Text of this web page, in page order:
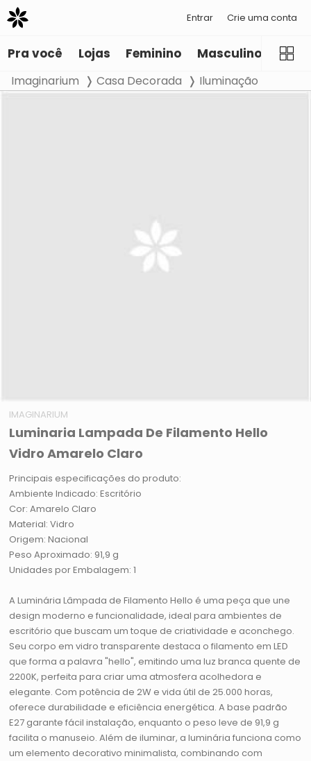
Entrar Crie uma conta
Pra você Lojas Feminino Masculino
Imaginarium Casa Decorada Iluminação
IMAGINARIUM
Luminaria Lampada De Filamento Hello
Vidro Amarelo Claro
Principais especificações do produto:
Ambiente Indicado: Escritório
Cor: Amarelo Claro
Material: Vidro
Origem: Nacional
Peso Aproximado: 91,9 g
Unidades por Embalagem: 1
A Luminária Lâmpada de Filamento Hello é uma peça que une
design moderno e funcionalidade, ideal para ambientes de
escritório que buscam um toque de criatividade e aconchego.
Seu corpo em vidro transparente destaca o filamento em LED
que forma a palavra "hello", emitindo uma luz branca quente de
2200K, perfeita para criar uma atmosfera acolhedora e
elegante. Com potência de 2W e vida útil de 25.000 horas,
oferece durabilidade e eficiência energética. A base padrão
E27 garante fácil instalação, enquanto o peso leve de 91,9 g
facilita o manuseio. Além de iluminar, a luminária funciona como
um elemento decorativo minimalista, combinando com